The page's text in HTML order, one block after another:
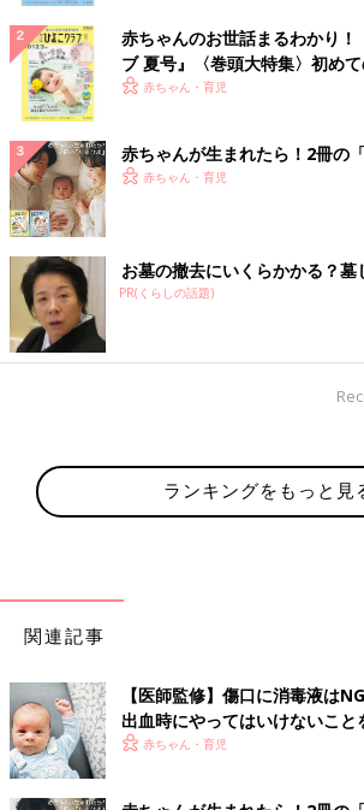
呂合わせで「ハサミの日」
ん、家の中には赤ちゃんに
いっぱい！誤飲、転落、ヤ
マたちも、「やっておけば
していた！」との声が。
以前は「消毒して乾かして、かさぶたをつく
中心でしたが、現在は「消毒せずに傷から出
消毒薬は細菌を殺しますが、同時に傷を治そ
も傷めてしまい、結果として傷の治りを遅く
るためです。
・出血
通年（春・夏・秋・冬）
切り傷・すり傷は消毒
い！新しい考え方【日
リーフレット検討会よ
子どもはいろいろなケガを
赤ちゃんのお世話まるわかり！
ブ 夏号』〈巻頭大特集〉初め
く！ おっぱい・ミルクの基本と
赤ちゃん・育児
赤ちゃんが生まれたら！2冊の
赤ちゃん・育児
お墓の撤去にいくらかかる？墓
PR(くらしの話題)
ランキングをもっと見
関連記事
【医師監修】傷口に消毒液は
出血時にやってはいけないこと
赤ちゃん・育児